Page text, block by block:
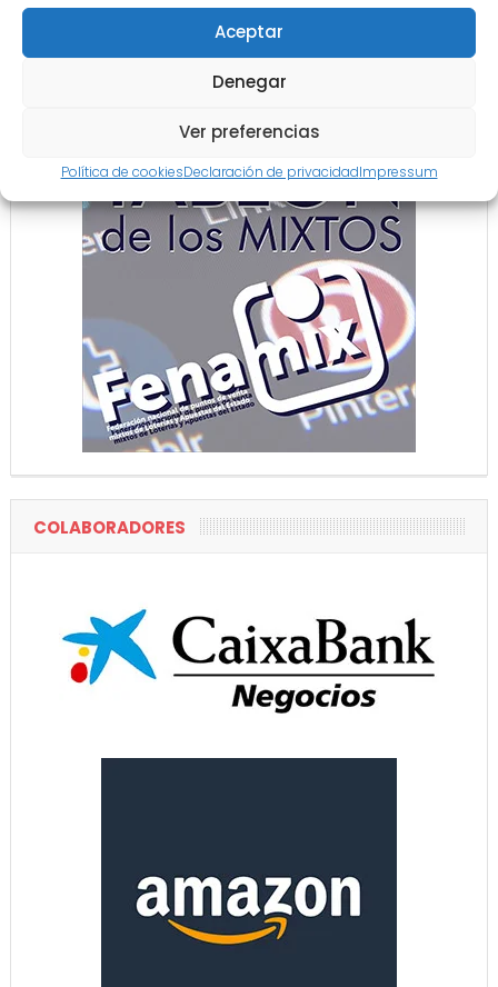
Aceptar
Denegar
Ver preferencias
Política de cookiesDeclaración de privacidadImpressum
COLABORADORES